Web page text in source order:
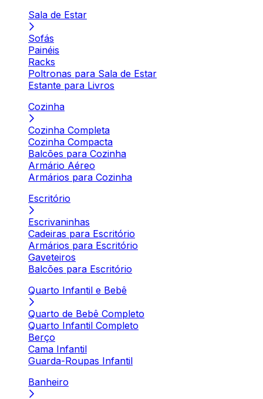
Sala de Estar
Sofás
Painéis
Racks
Poltronas para Sala de Estar
Estante para Livros
Cozinha
Cozinha Completa
Cozinha Compacta
Balcões para Cozinha
Armário Aéreo
Armários para Cozinha
Escritório
Escrivaninhas
Cadeiras para Escritório
Armários para Escritório
Gaveteiros
Balcões para Escritório
Quarto Infantil e Bebê
Quarto de Bebê Completo
Quarto Infantil Completo
Berço
Cama Infantil
Guarda-Roupas Infantil
Banheiro